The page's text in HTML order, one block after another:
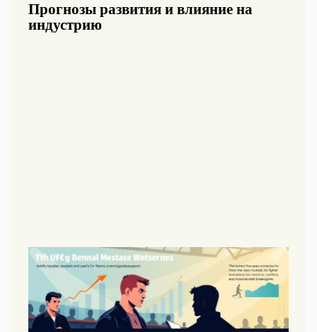
Прогнозы развития и влияние на
индустрию